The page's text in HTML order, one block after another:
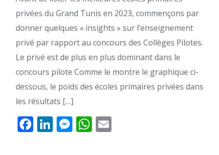
privées du Grand Tunis en 2023, commençons par
donner quelques « insights » sur l’enseignement
privé par rapport au concours des Collèges Pilotes.
Le privé est de plus en plus dominant dans le
concours pilote Comme le montre le graphique ci-
dessous, le poids des écoles primaires privées dans
les résultats […]
Facebook
LinkedIn
Messenger
WhatsApp